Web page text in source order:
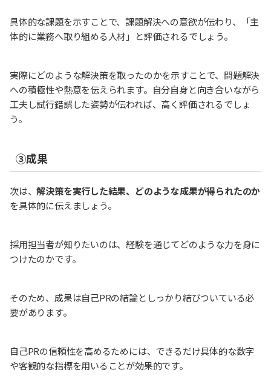
具体的な課題を示すことで、課題解決への意欲が伝わり、「主
体的に業務へ取り組める人材」と評価されるでしょう。
実際にどのような解決策を取ったのかを示すことで、問題解決
への積極性や熱意を伝えられます。自分自身と向き合いながら
工夫し試行錯誤した姿勢が伝われば、高く評価されるでしょ
う。
③成果
次は、解決策を実行した結果、どのような成果が得られたのか
を具体的に伝えましょう。
採用担当者が知りたいのは、経験を通じてどのような力を身に
つけたのかです。
そのため、成果は自己PRの結論としっかり結びついている必
要があります。
自己PRの信頼性を高めるためには、できるだけ具体的な数字
や客観的な指標を用いることが効果的です。